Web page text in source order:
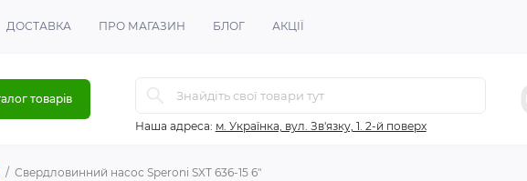
ДОСТАВКА ПРО МАГАЗИН БЛОГ АКЦІЇ
товарів
Наша адреса: м. Українка, вул. Зв'язку, 1. 2-й поверх
Свердловинний насос Speroni SXT 636-15 6"